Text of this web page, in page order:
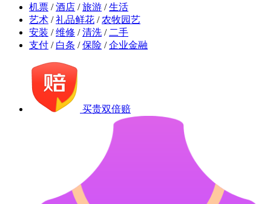
机票 / 酒店 / 旅游 / 生活
艺术 / 礼品鲜花 / 农牧园艺
安装 / 维修 / 清洗 / 二手
支付 / 白条 / 保险 / 企业金融
买贵双倍赔